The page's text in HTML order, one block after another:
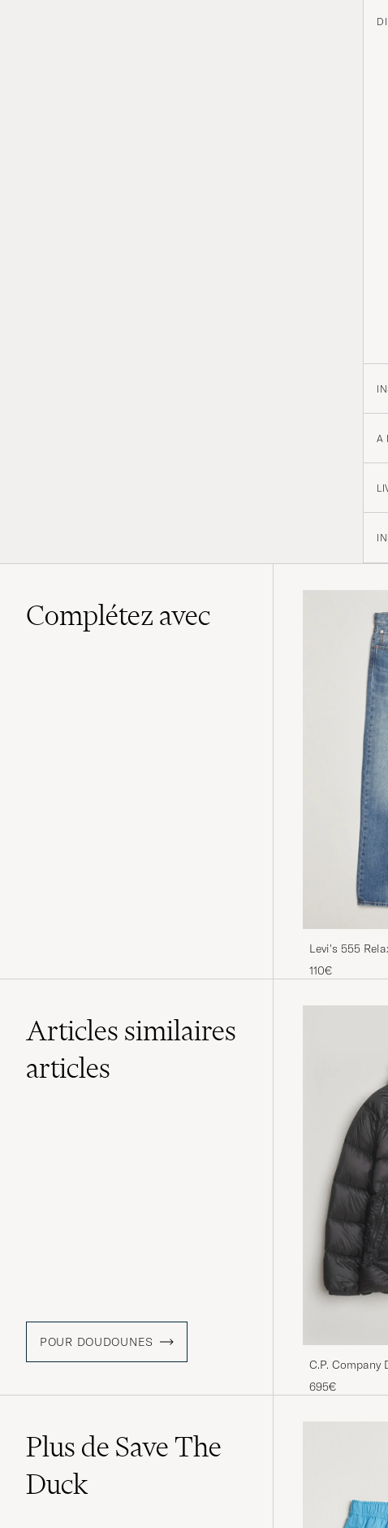
A
Complétez avec
Levi's 555
Champion
110€
Articles similaires
articles
POUR DOUDOUNES
C.P. Company
Black
695€
Plus de Save The
Duck